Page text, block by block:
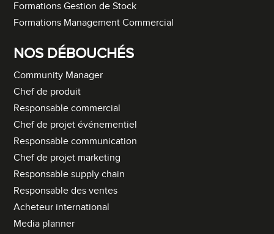
Formations Gestion de Stock
Formations Management Commercial
NOS DÉBOUCHÉS
Community Manager
Chef de produit
Responsable commercial
Chef de projet événementiel
Responsable communication
Chef de projet marketing
Responsable supply chain
Responsable des ventes
Acheteur international
Media planner